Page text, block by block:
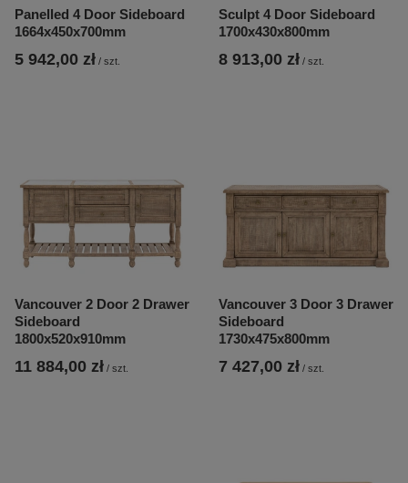
Panelled 4 Door Sideboard
1664x450x700mm
5 942,00 zł / szt.
Sculpt 4 Door Sideboard
1700x430x800mm
8 913,00 zł / szt.
Vancouver 2 Door 2 Drawer
Sideboard
1800x520x910mm
11 884,00 zł / szt.
Vancouver 3 Door 3 Drawer
Sideboard
1730x475x800mm
7 427,00 zł / szt.